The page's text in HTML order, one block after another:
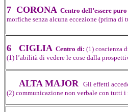
7 CORONA Centro dell’essere puro
morfiche senza alcuna eccezione (prima
6 CIGLIA Centro di: (1) coscienza
(1) l’abilità di vedere le cose dalla
ALTA MAJOR Gli effetti
(2) communicazione non verbale con tutti i